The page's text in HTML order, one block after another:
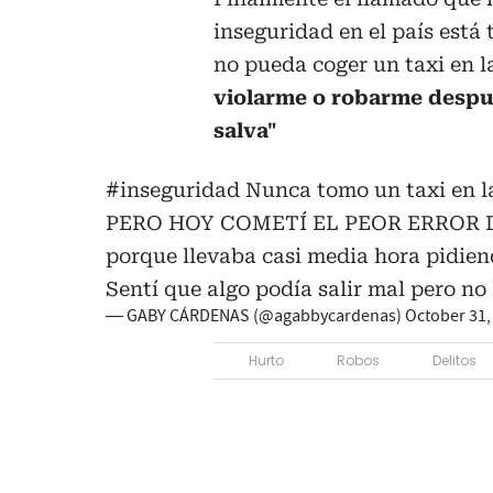
inseguridad en el país está
no pueda coger un taxi en
violarme o robarme
salva"
#inseguridad Nunca tomo un taxi en
PERO HOY COMETÍ EL PEOR
porque llevaba casi media hora
Sentí que algo podía salir mal pero
— GABY CÁRDENAS (@agabbycardenas) October
Hurto Robos Delitos